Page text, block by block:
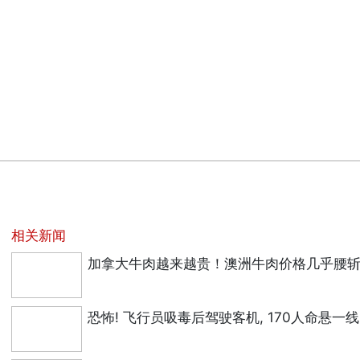
相关新闻
加拿大牛肉越来越贵！澳洲牛肉价格几乎腰
恐怖! 飞行员吸毒后驾驶客机, 170人命悬一线